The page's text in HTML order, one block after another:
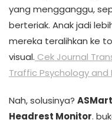
yang mengganggu,
berteriak. Anak jadi
mereka teralihkan ke
visual. Cek Journal
Traffic Psychology and
Nah, solusinya?
Headrest Monitor.